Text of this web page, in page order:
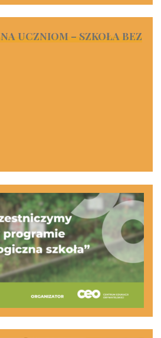
UCZNIOM – SZKOŁA BEZ